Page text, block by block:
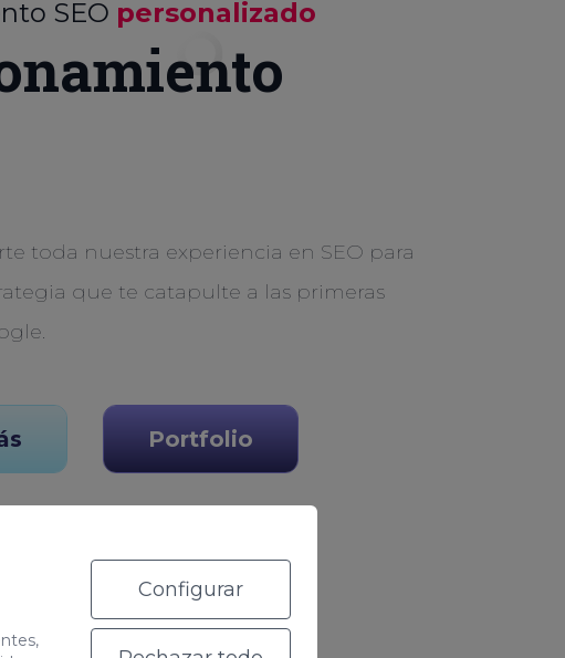
Configurar
SEO personalizado
toda nuestra experiencia en SEO para
que te catapulte a las primeras
Portfolio